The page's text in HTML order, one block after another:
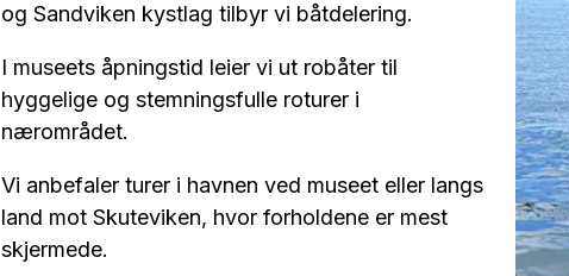
og Sandviken kystlag tilbyr vi båtdelering.
I museets åpningstid leier vi ut robåter til
hyggelige og stemningsfulle roturer i
nærområdet.
Vi anbefaler turer i havnen ved museet eller langs
land mot Skuteviken, hvor forholdene er mest
skjermede.